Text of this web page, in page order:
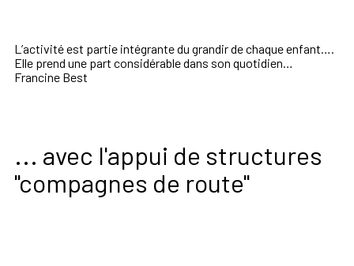
L’activité est partie intégrante du grandir de chaque enfant….
Elle prend une part considérable dans son quotidien…
Francine Best
... avec l'appui de structures
"compagnes de route"